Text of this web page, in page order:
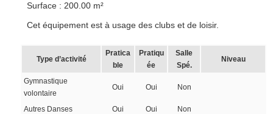
Surface : 200.00 m²
Cet équipement est à usage des clubs et de loisir.
Type d’activité
Pratica
ble
Pratiqu
ée
Salle
Spé.
Niveau
Gymnastique
volontaire
Oui Oui Non
Autres Danses Oui Oui
Non